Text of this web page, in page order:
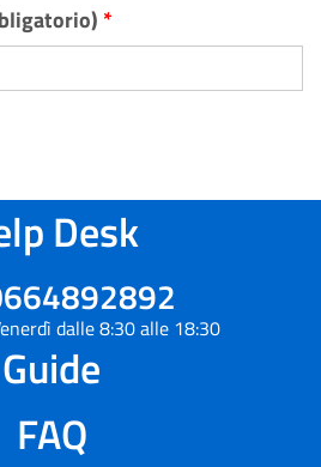
*
Desk
dalle 8:30 alle 18:30
Guide
FAQ